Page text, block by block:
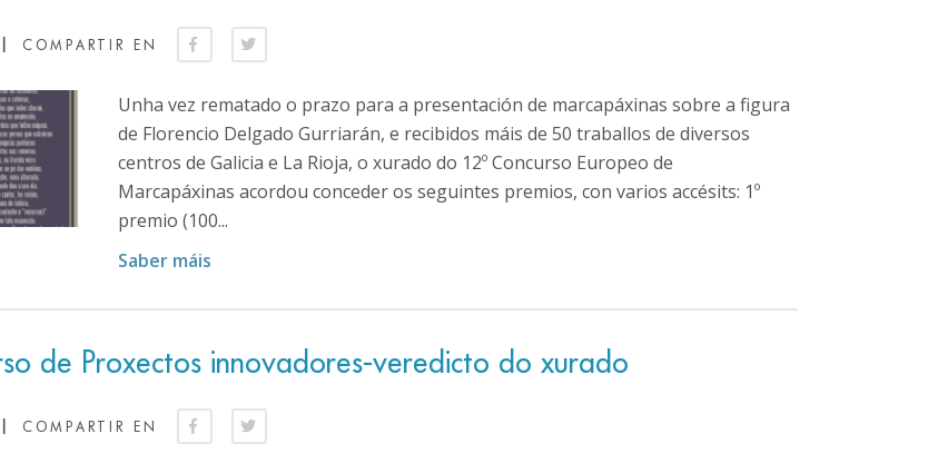
COMPARTIR EN
Unha vez rematado o prazo para a presentación de marcapáxinas sobre a figura
de Florencio Delgado Gurriarán, e recibidos máis de 50 traballos de diversos
centros de Galicia e La Rioja, o xurado do 12º Concurso Europeo de
Marcapáxinas acordou conceder os seguintes premios, con varios accésits: 1º
premio (100...
Saber máis
de Proxectos innovadores-veredicto do xurado
COMPARTIR EN